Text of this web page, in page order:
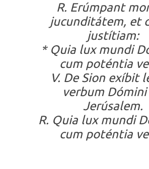
R. Erúmpant
jucunditátem, et
justítiam:
* Quia lux mundi
cum poténtia
V. De Sion exíbit
verbum Dómini
Jerúsalem.
R. Quia lux mundi
cum poténtia